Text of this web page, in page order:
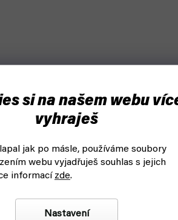
si na našem webu
vyhraješ
jak po másle, používáme soubory
webu vyjadřuješ souhlas s jejich
informací zde.
Nastavení
Detail
Divukraj: